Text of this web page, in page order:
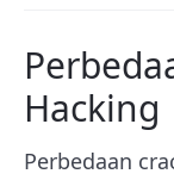
Hacking
Perbedaan